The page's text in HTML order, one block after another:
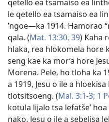
qetello ea tsamaiso ea
le qetello ea tsamaiso ea
’ngoe—ka 1914. Hamorao
qala. (Mat. 13:30, 39) Kaha
hlaka, rea hlokomela hore
seng kae ka mor’a hore
Morena. Pele, ho tloha ka
a 1919, Jesu o ile a
tlotsitsoeng. (Mal. 3:1-3; 1
kotula lijalo tsa lefatše’
nako, Jesu o ile a sebelisa